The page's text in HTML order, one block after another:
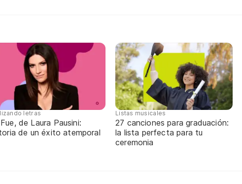
letras
de Laura Pausini:
de un éxito atemporal
Listas musicales
27 canciones para graduación:
la lista perfecta para tu
ceremonia